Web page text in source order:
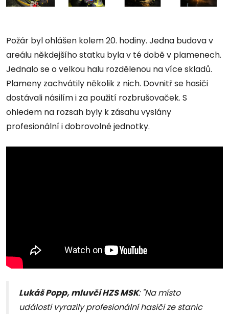
Požár byl ohlášen kolem 20. hodiny. Jedna budova v
areálu někdejšího statku byla v té době v plamenech.
Jednalo se o velkou halu rozdělenou na více skladů.
Plameny zachvátily několik z nich. Dovnitř se hasiči
dostávali násilím i za použití rozbrušovaček. S
ohledem na rozsah byly k zásahu vyslány
profesionální i dobrovolné jednotky.
Lukáš Popp, mluvčí HZS MSK: "Na místo
události vyrazily profesionální hasiči ze stanic